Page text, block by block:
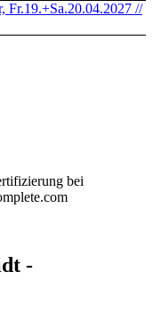
//
bei
-